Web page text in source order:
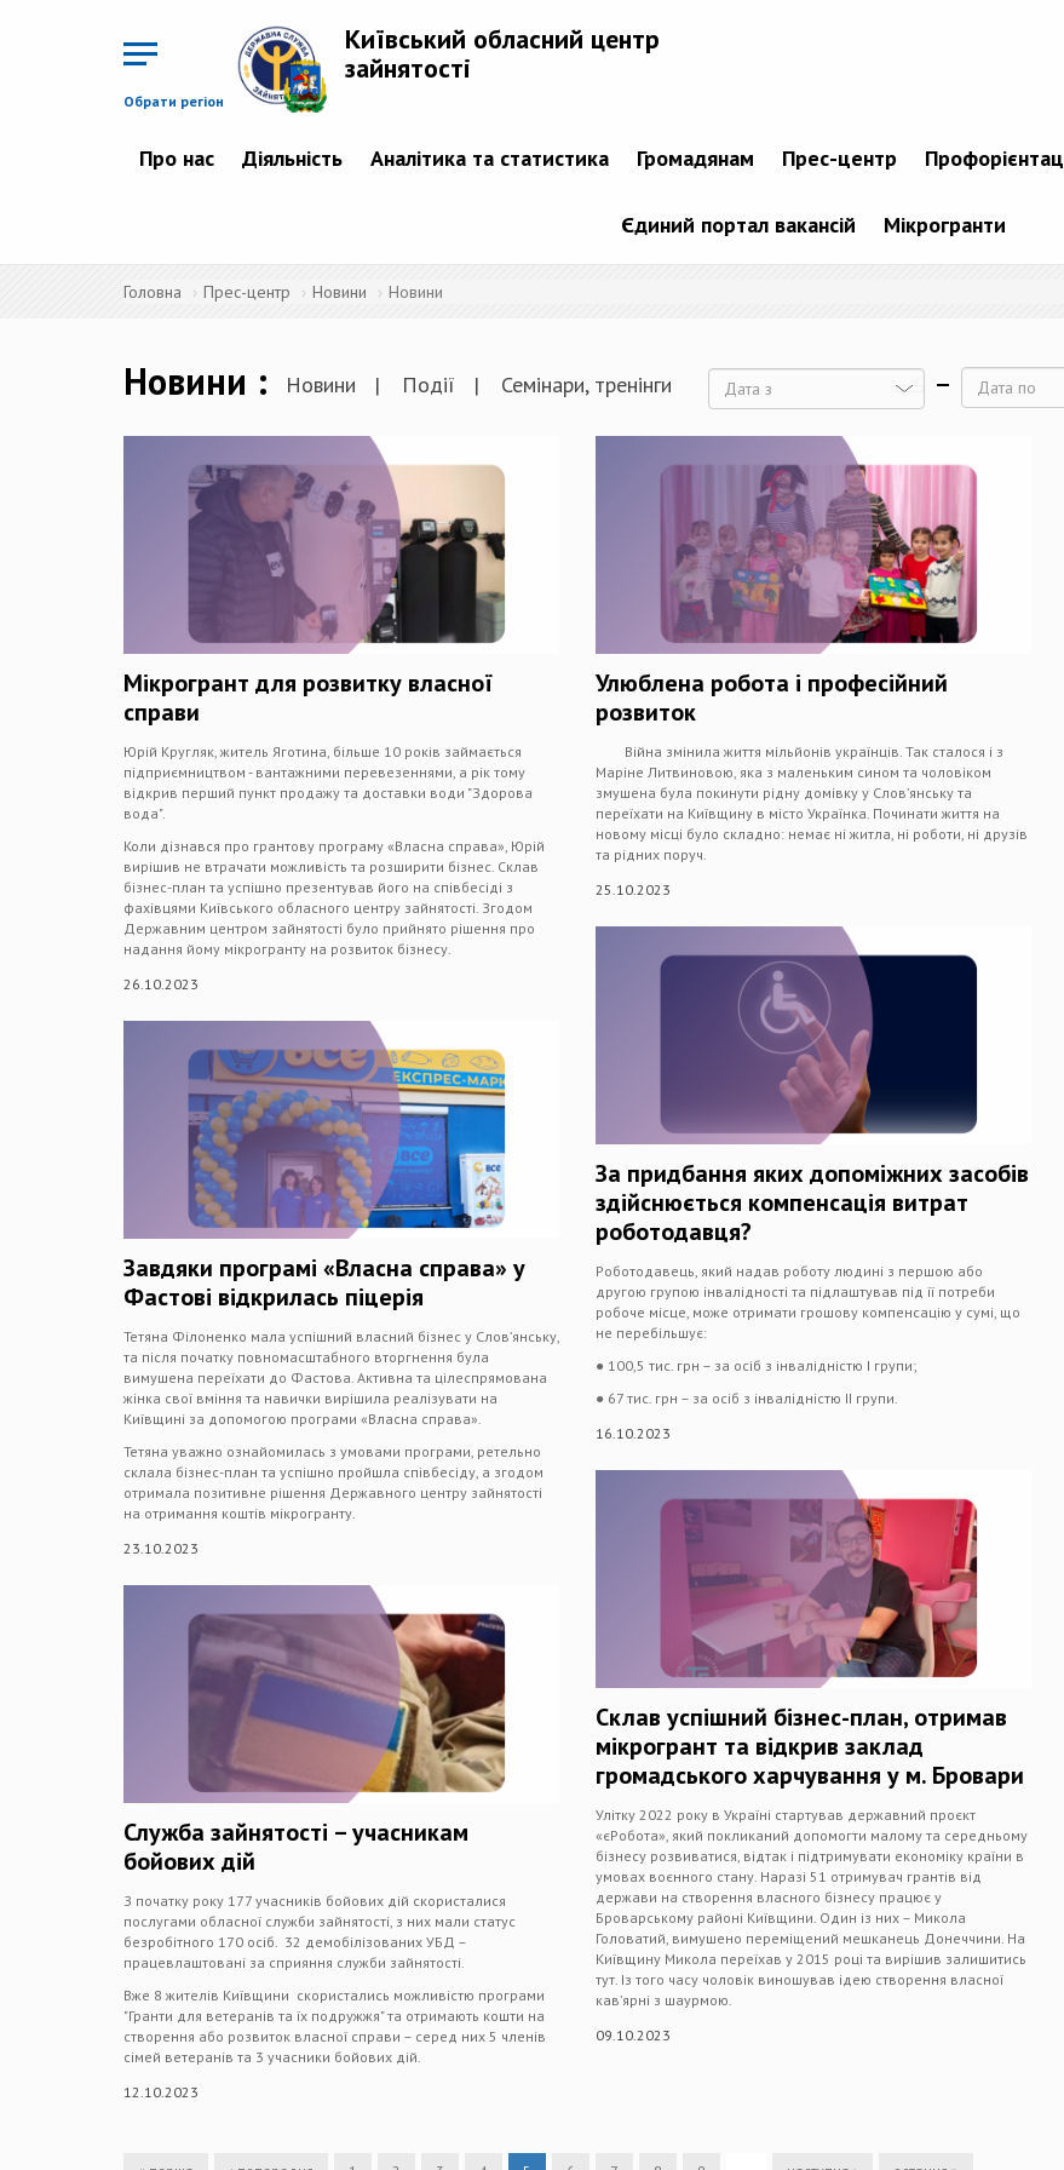
Обрати регіон
Київський обласний центр
зайнятості
Про нас Діяльність Аналітика та статистика Громадянам Прес-центр
Єдиний портал вакансій Мікрогранти
Головна Прес-центр Новини Новини
Новини Новини Події Семінари, тренінги
Мікрогрант для розвитку власної
справи
Юрій Кругляк, житель Яготина, більше 10 років займається
підприємництвом - вантажними перевезеннями, а рік тому
відкрив перший пункт продажу та доставки води "Здорова
вода".
Коли дізнався про грантову програму «Власна справа», Юрій
вирішив не втрачати можливість та розширити бізнес. Склав
бізнес-план та успішно презентував його на співбесіді з
фахівцями Київського обласного центру зайнятості. Згодом
Державним центром зайнятості було прийнято рішення про
надання йому мікрогранту на розвиток бізнесу.
26.10.2023
Завдяки програмі «Власна справа» у
Фастові відкрилась піцерія
Тетяна Філоненко мала успішний власний бізнес у Слов’янську,
та після початку повномасштабного вторгнення була
вимушена переїхати до Фастова. Активна та цілеспрямована
жінка свої вміння та навички вирішила реалізувати на
Київщині за допомогою програми «Власна справа».
Тетяна уважно ознайомилась з умовами програми, ретельно
склала бізнес-план та успішно пройшла співбесіду, а згодом
отримала позитивне рішення Державного центру зайнятості
на отримання коштів мікрогранту.
23.10.2023
Служба зайнятості – учасникам
бойових дій
З початку року 177 учасників бойових дій скористалися
послугами обласної служби зайнятості, з них мали статус
безробітного 170 осіб. 32 демобілізованих УБД –
працевлаштовані за сприяння служби зайнятості.
Вже 8 жителів Київщини скористались можливістю програми
"Гранти для ветеранів та їх подружжя" та отримають кошти на
створення або розвиток власної справи – серед них 5 членів
сімей ветеранів та 3 учасники бойових дій.
12.10.2023
Улюблена робота і професійний
розвиток
Війна змінила життя мільйонів українців. Так сталося і з
Маріне Литвиновою, яка з маленьким сином та чоловіком
змушена була покинути рідну домівку у Слов’янську та
переїхати на Київщину в місто Українка. Починати життя на
новому місці було складно: немає ні житла, ні роботи, ні друзів
та рідних поруч.
25.10.2023
За придбання яких допоміжних засобів
здійснюється компенсація витрат
роботодавця?
Роботодавець, який надав роботу людині з першою або
другою групою інвалідності та підлаштував під її потреби
робоче місце, може отримати грошову компенсацію у сумі, що
не перебільшує:
● 100,5 тис. грн – за осіб з інвалідністю І групи;
● 67 тис. грн – за осіб з інвалідністю ІІ групи.
16.10.2023
Склав успішний бізнес-план, отримав
мікрогрант та відкрив заклад
громадського харчування у м. Бровари
Улітку 2022 року в Україні стартував державний проєкт
«єРобота», який покликаний допомогти малому та середньому
бізнесу розвиватися, відтак і підтримувати економіку країни в
умовах воєнного стану. Наразі 51 отримувач грантів від
держави на створення власного бізнесу працює у
Броварському районі Київщини. Один із них – Микола
Головатий, вимушено переміщений мешканець Донеччини. На
Київщину Микола переїхав у 2015 році та вирішив залишитись
тут. Із того часу чоловік виношував ідею створення власної
кав’ярні з шаурмою.
09.10.2023